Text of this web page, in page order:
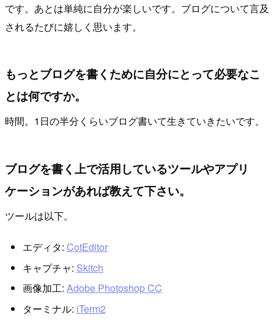
です。あとは単純に自分が楽しいです。ブログについて言及
されるたびに嬉しく思います。
もっとブログを書くために自分にとって必要なこ
とは何ですか。
時間。1日の半分くらいブログ書いて生きていきたいです。
ブログを書く上で活用しているツールやアプリ
ケーションがあれば教えて下さい。
ツールは以下。
エディタ: CotEditor
キャプチャ: Skitch
画像加工: Adobe Photoshop CC
ターミナル: iTerm2